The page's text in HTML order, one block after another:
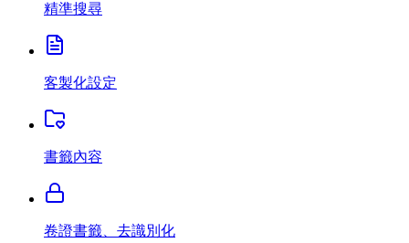
精準搜尋
客製化設定
書籤內容
卷證書籤、去識別化